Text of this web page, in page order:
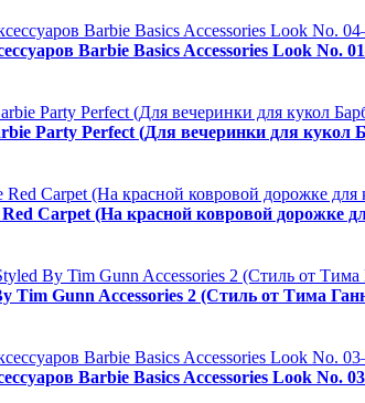
Barbie Basics Accessories Look
Party Perfect (Для вечеринки для кукол
Carpet (На красной ковровой дорожке
Tim Gunn Accessories 2 (Стиль от Тима
Barbie Basics Accessories Look